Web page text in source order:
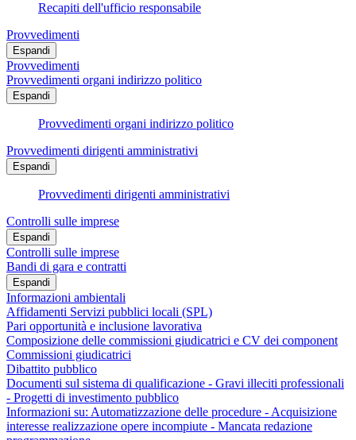
Recapiti dell'ufficio responsabile
Provvedimenti
Espandi
Provvedimenti
Provvedimenti organi indirizzo politico
Espandi
Provvedimenti organi indirizzo politico
Provvedimenti dirigenti amministrativi
Espandi
Provvedimenti dirigenti amministrativi
Controlli sulle imprese
Espandi
Controlli sulle imprese
Bandi di gara e contratti
Espandi
Informazioni ambientali
Affidamenti Servizi pubblici locali (SPL)
Pari opportunità e inclusione lavorativa
Composizione delle commissioni giudicatrici e CV dei component
Commissioni giudicatrici
Dibattito pubblico
Documenti sul sistema di qualificazione - Gravi illeciti professionali
- Progetti di investimento pubblico
Informazioni su: Automatizzazione delle procedure - Acquisizione
interesse realizzazione opere incompiute - Mancata redazione